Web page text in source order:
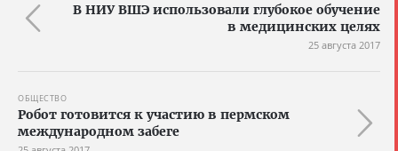
В НИУ ВШЭ использовали глубокое обучение
в медицинских целях
25 августа 2017
ОБЩЕСТВО
Робот готовится к участию в пермском
международном забеге